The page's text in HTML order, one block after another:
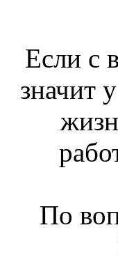
Если с
значит
По